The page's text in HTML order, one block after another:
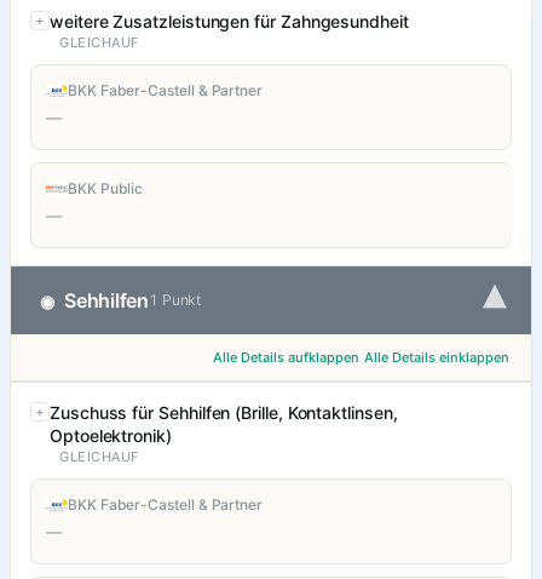
weitere Zusatzleistungen für Zahngesundheit
GLEICHAUF
BKK Faber-Castell & Partner
—
BKK Public
—
◉ Sehhilfen 1 Punkt ▾
Alle Details aufklappen Alle Details einklappen
Zuschuss für Sehhilfen (Brille, Kontaktlinsen,
Optoelektronik)
GLEICHAUF
BKK Faber-Castell & Partner
—